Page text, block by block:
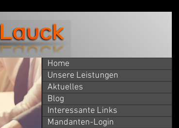
Home
Unsere Leistungen
Aktuelles
Blog
Interessante Links
Mandanten-Login